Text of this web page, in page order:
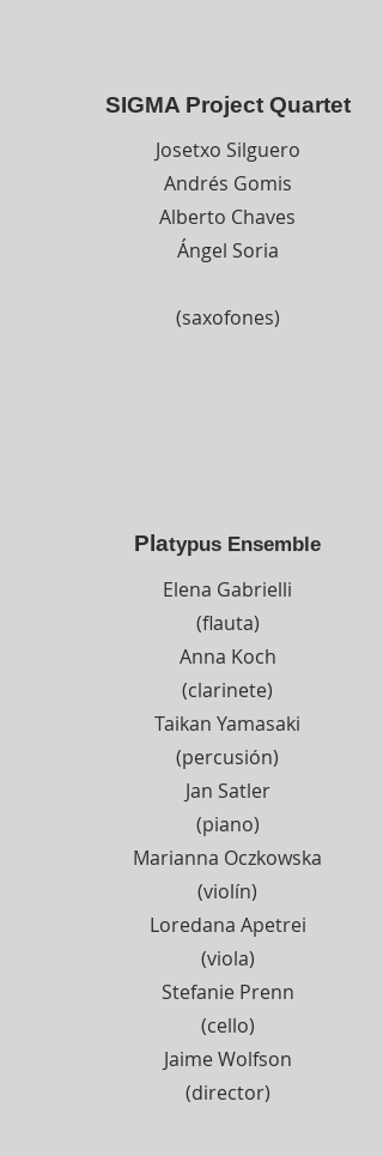
SIGMA Project Quartet
Josetxo Silguero
Andrés Gomis
Alberto Chaves
Ángel Soria
(saxofones)
Platypus Ensemble
Elena Gabrielli
(flauta)
Anna Koch
(clarinete)
Taikan Yamasaki
(percusión)
Jan Satler
(piano)
Marianna Oczkowska
(violín)
Loredana Apetrei
(viola)
Stefanie Prenn
(cello)
Jaime Wolfson
(director)